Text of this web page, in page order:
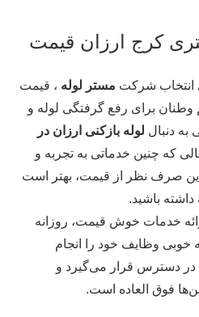
انتخاب شرکت مستر لوله ، قیمت
برای رفع گرفتگی لوله و
به دنبال لوله بازکنی ارزان در
که چنین خدماتی به تجربه و
صرف نظر از قیمت، بهتر است
باشید.
خدمات خوش قیمت، روزانه
خوبی وظایف خود را انجام
دسترس قرار می‌گیرد و
فوق العاده است.